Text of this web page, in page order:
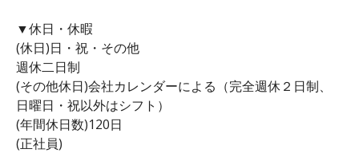
▼休日・休暇
(休日)日・祝・その他
週休二日制
(その他休日)会社カレンダーによる（完全週休２日制、
日曜日・祝以外はシフト）
(年間休日数)120日
(正社員)